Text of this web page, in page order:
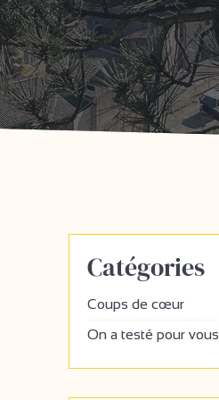
Catégories
Coups de cœur
On a testé pour vous